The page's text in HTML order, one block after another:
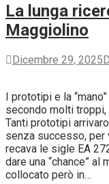
La lunga
Maggiolino
Dicembre 29, 2025
I prototipi e la
secondo molti troppi,
Tanti prototipi
senza successo, per
recava le sigle EA
dare una “chance”
collocato però in…